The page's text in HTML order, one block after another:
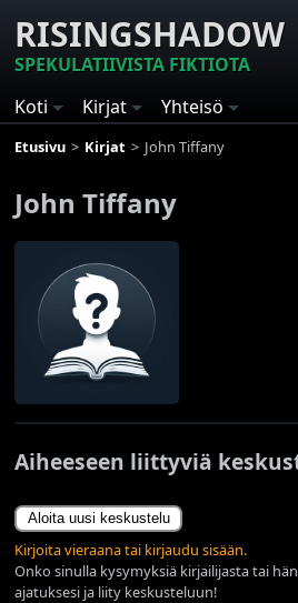
RISINGSHADOW
SPEKULATIIVISTA FIKTIOTA
Koti
Kirjat Yhteisö
Etusivu Kirjat John Tiffany
John Tiffany
Aiheeseen liittyviä
Aloita uusi keskustelu
Kirjoita vieraana tai kirjaudu sisään.
Onko sinulla kysymyksiä kirjailijasta tai
ajatuksesi ja liity keskusteluun!